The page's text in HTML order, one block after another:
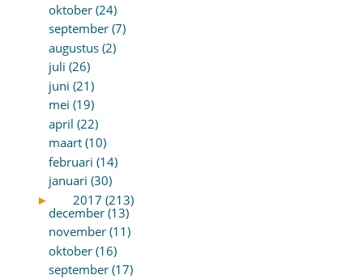
oktober (24)
september (7)
augustus (2)
juli (26)
juni (21)
mei (19)
april (22)
maart (10)
februari (14)
januari (30)
►
2017 (213)
december (13)
november (11)
oktober (16)
september (17)